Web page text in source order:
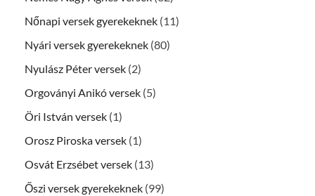
Nőnapi versek gyerekeknek (11)
Nyári versek gyerekeknek (80)
Nyulász Péter versek (2)
Orgoványi Anikó versek (5)
Öri István versek (1)
Orosz Piroska versek (1)
Osvát Erzsébet versek (13)
Őszi versek gyerekeknek (99)